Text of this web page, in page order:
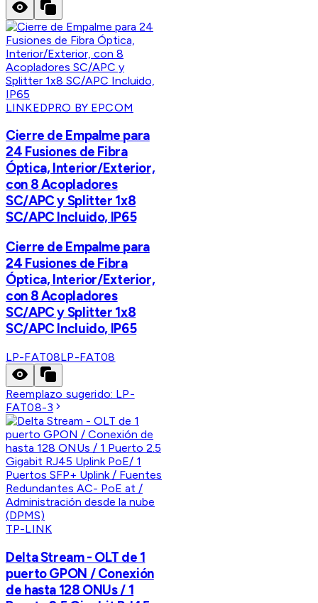
LINKEDPRO BY EPCOM
Cierre de Empalme para
24 Fusiones de Fibra
Óptica, Interior/Exterior,
con 8 Acopladores
SC/APC y Splitter 1x8
SC/APC Incluido, IP65
Cierre de Empalme para
24 Fusiones de Fibra
Óptica, Interior/Exterior,
con 8 Acopladores
SC/APC y Splitter 1x8
SC/APC Incluido, IP65
LP-FAT08LP-FAT08
Reemplazo sugerido: LP-
FAT08-3
TP-LINK
Delta Stream - OLT de 1
puerto GPON / Conexión
de hasta 128 ONUs / 1